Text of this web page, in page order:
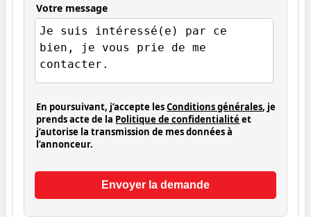
Votre message
En poursuivant, j’accepte lesConditions générales, je
prends acte de la Politique de confidentialité et
j’autorise la transmission de mes données à
l’annonceur.
Envoyer la demande